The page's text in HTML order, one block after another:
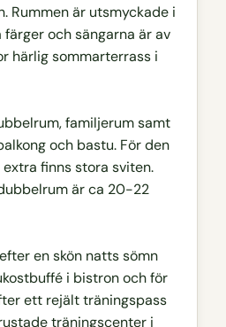
Rummen är utsmyckade i
och sängarna är av
härlig sommarterrass i
familjerum samt
och bastu. För den
finns stora sviten.
är ca 20-22
en skön natts sömn
i bistron och för
ett rejält träningspass
träningscenter i